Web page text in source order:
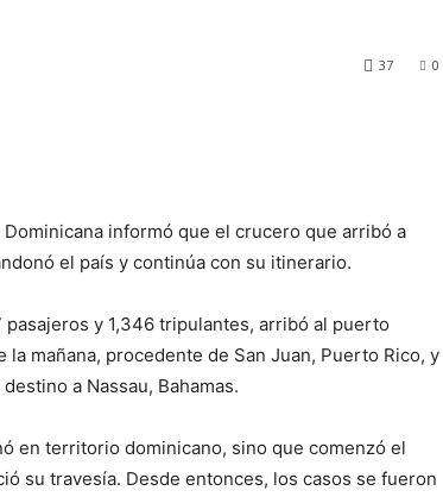
0
37
informó que el crucero que arribó a
el país y continúa con su itinerario.
y 1,346 tripulantes, arribó al puerto
mañana, procedente de San Juan, Puerto Rico, y
a Nassau, Bahamas.
en territorio dominicano, sino que comenzó el
su travesía. Desde entonces, los casos se fueron